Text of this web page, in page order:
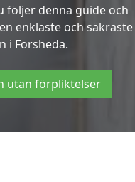
följer denna guide och
enklaste och säkraste
i Forsheda.
utan förpliktelser